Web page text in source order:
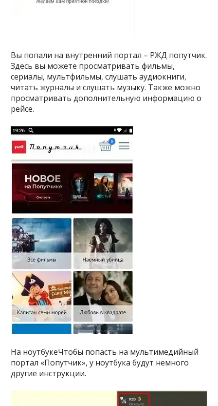
Вы попали на внутренний портал – РЖД попутчик.
Здесь вы можете просматривать фильмы,
сериалы, мультфильмы, слушать аудиокниги,
читать журналы и слушать музыку. Также можно
просматривать дополнительную информацию о
рейсе.
На ноутбукеЧтобы попасть на мультимедийный
портал «Попутчик», у ноутбука будут немного
другие инструкции.